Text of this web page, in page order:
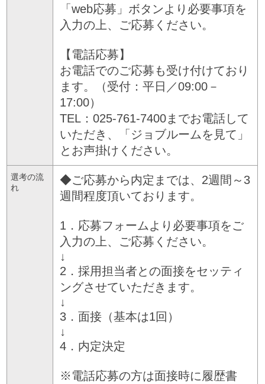
「web応募」ボタンより必要事項を
入力の上、ご応募ください。
【電話応募】
お電話でのご応募も受け付けており
ます。（受付：平日／09:00－
17:00）
TEL：025-761-7400までお電話して
いただき、「ジョブルームを見て」
とお声掛けください。
選考の流
れ
◆ご応募から内定までは、2週間～3
週間程度頂いております。
1．応募フォームより必要事項をご
入力の上、ご応募ください。
↓
2．採用担当者との面接をセッティ
ングさせていただきます。
↓
3．面接（基本は1回）
↓
4．内定決定
※電話応募の方は面接時に履歴書